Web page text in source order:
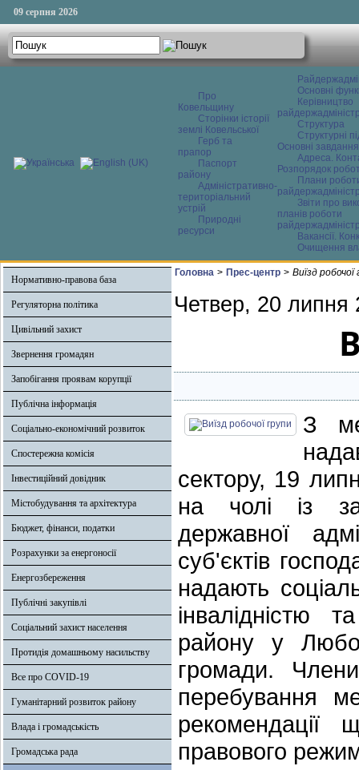
09 серпня 2026
Про
Ковельщину
Сторінки історії
землі Ковельської
Герб та
прапор
Паспорт
району
Адміністративно-
територіальний
устрій
Природні
ресурси
Основні
Керівництво
Структура
Структурні
Основні завдання
Адреса.
Розпорядок
Плани
Звіти про
планів роботи
Вакансії.
Очищення
Нормативно-правова база
Регуляторна політика
Цивільний захист
Звернення громадян
Запобігання проявам корупції
Публічна інформація
Соціально-економічний розвиток
Спостережна комісія
Інвестиційний довідник
Містобудування та архітектура
Бюджет, фінанси, податки
Розрахунки за енергоносії
Енергозбереження
Публічні закупівлі
Соціальний захист населення
Протидія домашньому насильству
Все про COVID-19
Гуманітарний розвиток району
Влада і громадськість
Громадська рада
Головна > Прес-центр > Виїзд робочої
Четвер, 20 липня
З
сектору, 19
на чолі із
державної
суб'єктів
надають
інвалідністю
району у
громади.
перебування
рекомендації
правового